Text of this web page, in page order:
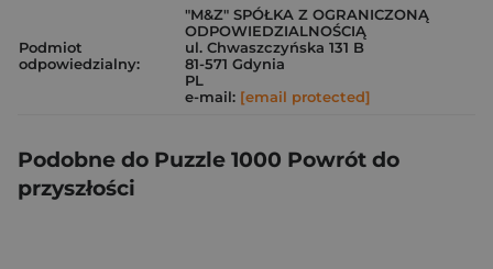
Podmiot
odpowiedzialny:
"M&Z" SPÓŁKA Z OGRANICZONĄ
ODPOWIEDZIALNOŚCIĄ
ul. Chwaszczyńska 131 B
81-571 Gdynia
PL
e-mail: [email protected]
Podobne do Puzzle 1000 Powrót do
przyszłości